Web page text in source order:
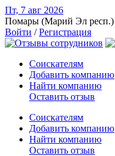
Пт, 7 авг 2026
Помары (Марий Эл респ.)
Войти /Регистрация
Соискателям
Добавить компанию
Найти компанию
Оставить отзыв
Соискателям
Добавить компанию
Найти компанию
Оставить отзыв